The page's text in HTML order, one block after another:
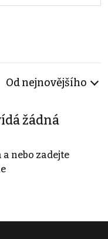
Od nejnovějšího
žádná
nebo zadejte